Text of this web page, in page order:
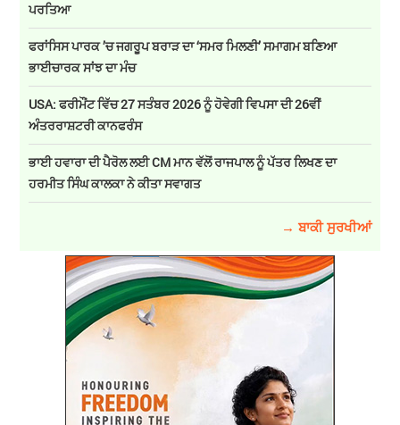
ਪਰਤਿਆ
ਫਰਾਂਸਿਸ ਪਾਰਕ ’ਚ ਜਗਰੂਪ ਬਰਾੜ ਦਾ ‘ਸਮਰ ਮਿਲਣੀ’ ਸਮਾਗਮ ਬਣਿਆ
ਭਾਈਚਾਰਕ ਸਾਂਝ ਦਾ ਮੰਚ
USA: ਫਰੀਮੌਂਟ ਵਿੱਚ 27 ਸਤੰਬਰ 2026 ਨੂੰ ਹੋਵੇਗੀ ਵਿਪਸਾ ਦੀ 26ਵੀਂ
ਅੰਤਰਰਾਸ਼ਟਰੀ ਕਾਨਫਰੰਸ
ਭਾਈ ਹਵਾਰਾ ਦੀ ਪੈਰੋਲ ਲਈ CM ਮਾਨ ਵੱਲੋਂ ਰਾਜਪਾਲ ਨੂੰ ਪੱਤਰ ਲਿਖਣ ਦਾ
ਹਰਮੀਤ ਸਿੰਘ ਕਾਲਕਾ ਨੇ ਕੀਤਾ ਸਵਾਗਤ
→ ਬਾਕੀ ਸੁਰਖੀਆਂ